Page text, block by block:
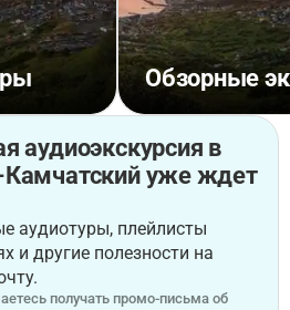
Обзорные
аудиоэкскурсия в
Камчатский уже ждет
аудиотуры, плейлисты
и другие полезности на
получать промо-письма об